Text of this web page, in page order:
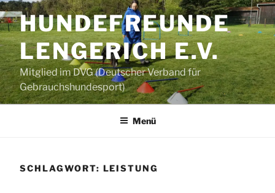
Zum
Inhalt
springenHUNDEFREUNDE
LENGERICH E.V.
Mitglied im DVG (Deutscher Verband für
Gebrauchshundesport)
Menü
SCHLAGWORT: LEISTUNG